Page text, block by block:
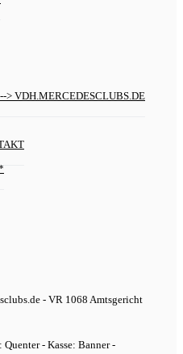
> VDH.MERCEDESCLUBS.DE
- VR 1068 Amtsgericht
- Kasse: Banner -